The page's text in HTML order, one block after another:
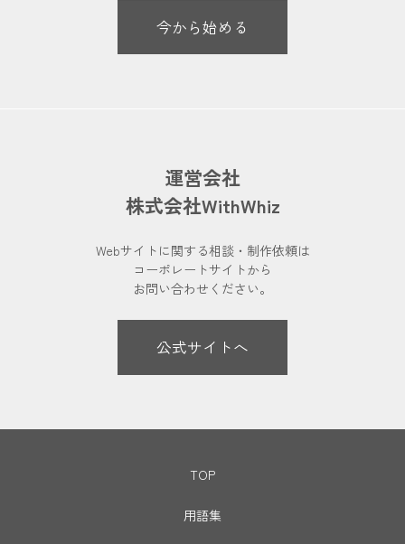
今から始める
運営会社
株式会社WithWhiz
Webサイトに関する相談・制作依頼は
コーポレートサイトから
お問い合わせください。
公式サイトへ
TOP
用語集